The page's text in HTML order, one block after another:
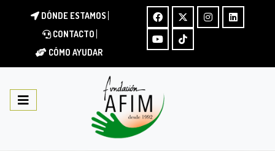
DÓNDE ESTAMOS
CONTACTO
CÓMO AYUDAR